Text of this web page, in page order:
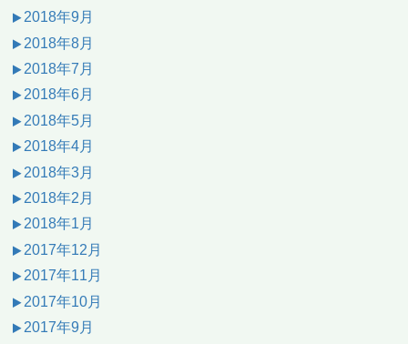
2018年9月
2018年8月
2018年7月
2018年6月
2018年5月
2018年4月
2018年3月
2018年2月
2018年1月
2017年12月
2017年11月
2017年10月
2017年9月